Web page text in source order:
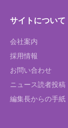
サイトについて
会社案内
採用情報
お問い合わせ
ニュース読者投稿
編集長からの手紙